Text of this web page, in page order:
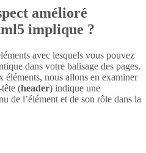
amélioré
implique ?
avec lesquels vous pouvez
dans votre balisage des pages.
nous allons en examiner
(header) indique une
de l’élément et de son rôle dans la